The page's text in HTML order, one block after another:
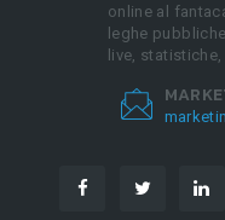
online al
leghe
live,